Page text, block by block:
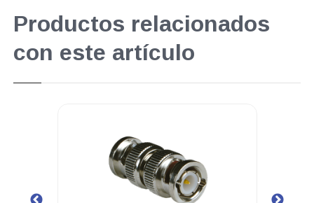
Productos relacionados
con este artículo